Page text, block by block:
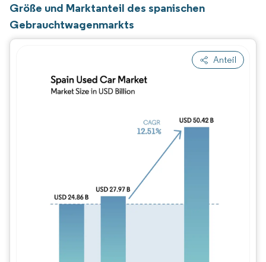
Größe und Marktanteil des spanischen
Gebrauchtwagenmarkts
Anteil
Bild © Mordor Intelligence.